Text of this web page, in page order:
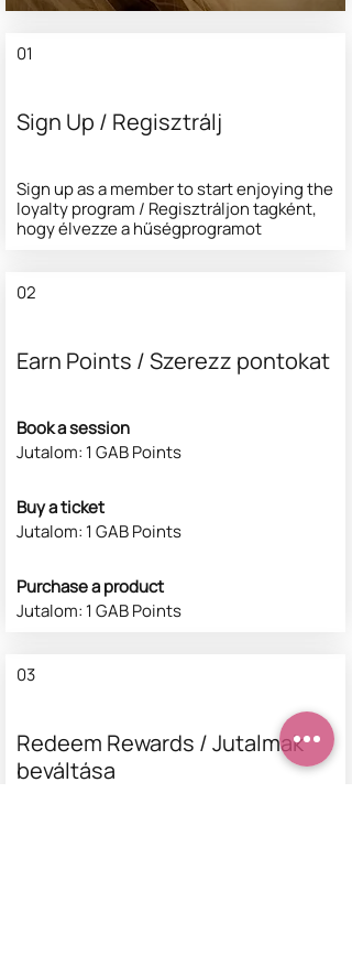
01
Sign Up / Regisztrálj
Sign up as a member to start enjoying the
loyalty program / Regisztráljon tagként,
hogy élvezze a hűségprogramot
02
Earn Points / Szerezz pontokat
Book a session
Jutalom: 1 GAB Points
Buy a ticket
Jutalom: 1 GAB Points
Purchase a product
Jutalom: 1 GAB Points
03
Redeem Rewards / Jutalmak
beváltása